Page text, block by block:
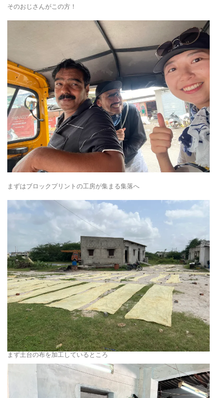
そのおじさんがこの方！
まずはブロックプリントの工房が集まる集落へ
まず土台の布を加工しているところ